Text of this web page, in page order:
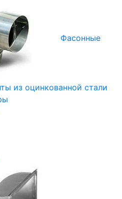
Фасонные
из оцинкованной стали